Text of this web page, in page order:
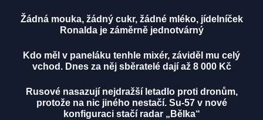
Žádná mouka, žádný cukr, žádné mléko, jídelníček
Ronalda je záměrně jednotvárný
Kdo měl v paneláku tenhle mixér, záviděl mu celý
vchod. Dnes za něj sběratelé dají až 8 000 Kč
Rusové nasazují nejdražší letadlo proti dronům,
protože na nic jiného nestačí. Su-57 v nové
konfiguraci stačí radar „Bělka“